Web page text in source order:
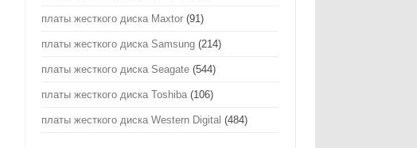
платы жесткого диска Maxtor (91)
платы жесткого диска Samsung (214)
платы жесткого диска Seagate (544)
платы жесткого диска Toshiba (106)
платы жесткого диска Western Digital (484)